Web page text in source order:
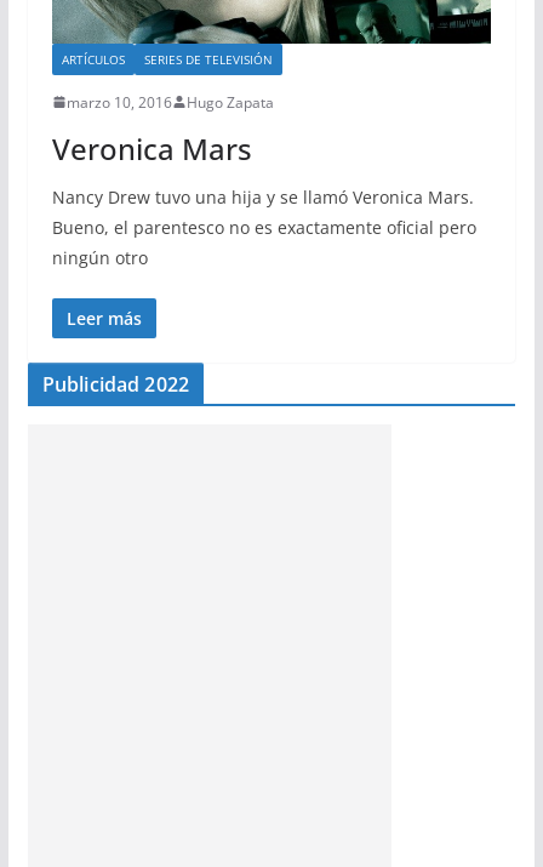
ARTÍCULOS SERIES DE TELEVISIÓN
marzo 10, 2016 Hugo Zapata
Veronica Mars
Nancy Drew tuvo una hija y se llamó Veronica Mars.
Bueno, el parentesco no es exactamente oficial pero
ningún otro
Leer más
Publicidad 2022